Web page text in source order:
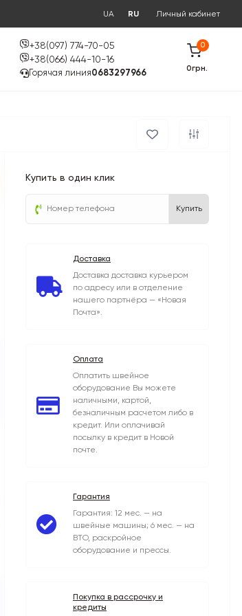
UA RU Личный кабинет
+38(097) 774-70-05
+38(066) 444-10-16
Горячая линия0683297966
0
0грн.
Купить в один клик
Купить
Доставка
Доставка доставка курьером
по адресу или в отделение
нашего партнёра — «Новая
Почта».
Оплата
Оплатить швейное
оборудование Вы можете
наличными, картой,
безналичным расчетом либо в
кредит. Или оплачивай
посылку в кредит в Новой
почте.
Гарантия
Гарантия: 12 мес. — на
швейные машины; 6 мес. — на
ВТО, раскройное
оборудование и прессы.
Покупка в рассрочку и
кредиты